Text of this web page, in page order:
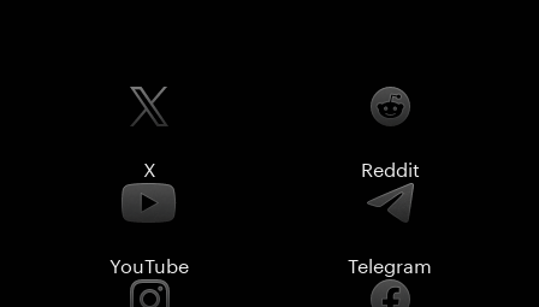
X Reddit
YouTube Telegram